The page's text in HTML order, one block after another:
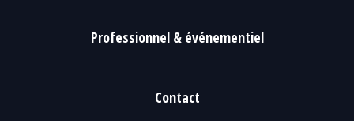
Professionnel & événementiel
Contact